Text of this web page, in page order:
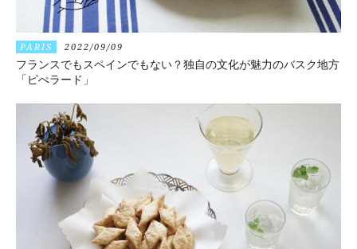
PARIS 2022/09/09
フランスでもスペインでもない？独自の文化が魅力のバスク地方
「ピぺラード」